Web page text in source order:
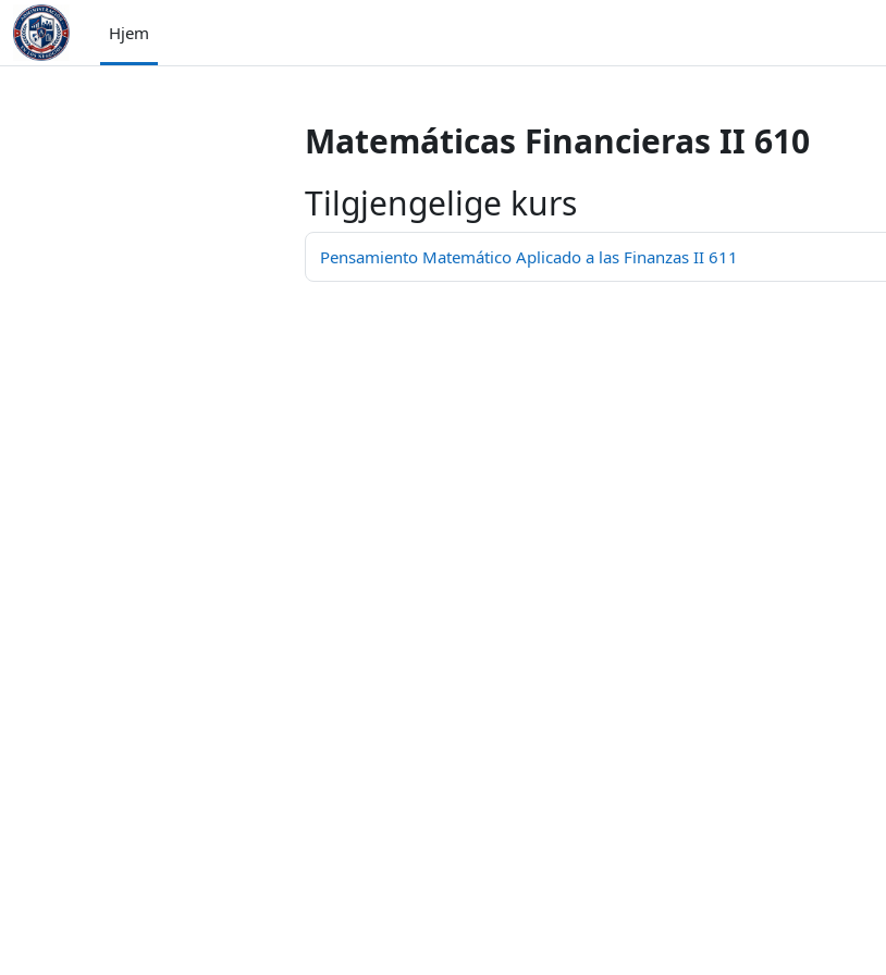
Gå til hovedinnhold
Hjem
Matemáticas Financieras II 610
Tilgjengelige kurs
Pensamiento Matemático Aplicado a las Finanzas II 611